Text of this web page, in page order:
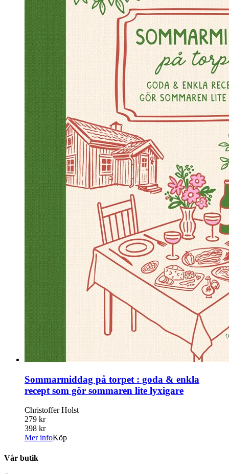
Sommarmiddag på torpet : goda & enkla
recept som gör sommaren lite lyxigare
Christoffer Holst
279 kr
398 kr
Mer infoKöp
Vår butik